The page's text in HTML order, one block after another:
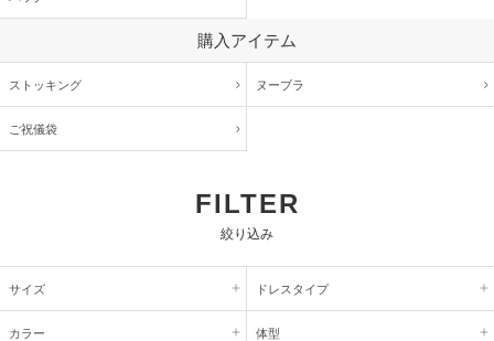
購入アイテム
ストッキング ヌーブラ
ご祝儀袋
FILTER
絞り込み
サイズ ドレスタイプ
カラー 体型